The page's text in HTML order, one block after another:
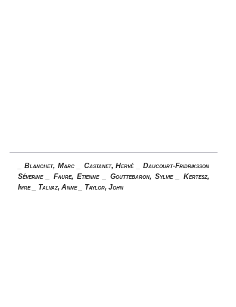
_Blanchet, Marc_ Castanet, Hervé_Daucourt-Fridriksson
Séverine_Faure, Etienne_ Gouttebaron, Sylvie_Kertesz,
Imre_ Talvaz, Anne_ Taylor, John